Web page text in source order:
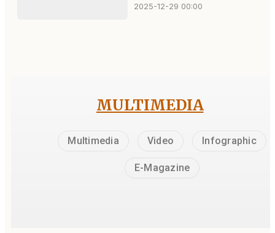
2025-12-29 00:00
MULTIMEDIA
Multimedia Video Infographic
E-Magazine